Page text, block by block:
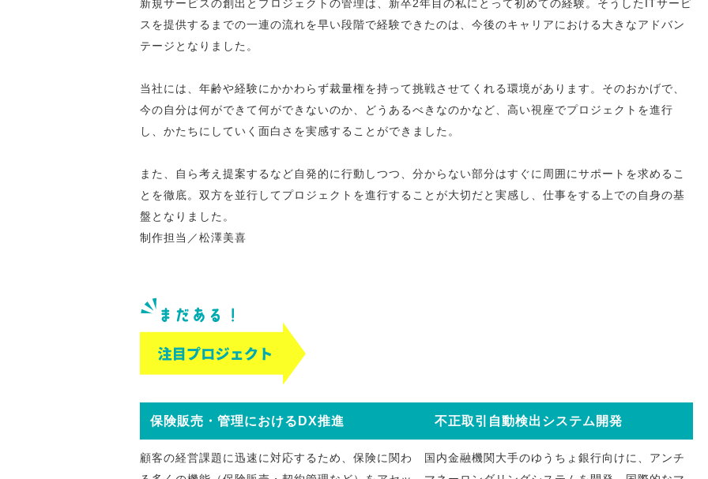
新規サービスの創出とプロジェクトの管理は、新卒2年目の私にとって初めての経験。そうしたITサービ
スを提供するまでの一連の流れを早い段階で経験できたのは、今後のキャリアにおける大きなアドバン
テージとなりました。
当社には、年齢や経験にかかわらず裁量権を持って挑戦させてくれる環境があります。そのおかげで、
今の自分は何ができて何ができないのか、どうあるべきなのかなど、高い視座でプロジェクトを進行
し、かたちにしていく面白さを実感することができました。
また、自ら考え提案するなど自発的に行動しつつ、分からない部分はすぐに周囲にサポートを求めるこ
とを徹底。双方を並行してプロジェクトを進行することが大切だと実感し、仕事をする上での自身の基
盤となりました。
制作担当／松澤美喜
保険販売・管理におけるDX推進
顧客の経営課題に迅速に対応するため、保険に関わ
不正取引自動検出システム開発
国内金融機関大手のゆうちょ銀行向けに、アンチ